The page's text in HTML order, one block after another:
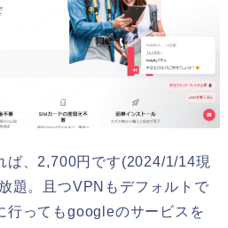
ば、2,700円です(2024/1/14現
題。且つVPNもデフォルトで
行ってもgoogleのサービスを